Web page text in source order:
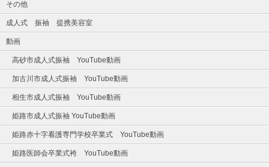
その他
成人式 振袖 提携美容室
動画
高砂市成人式振袖 YouTube動画
加古川市成人式振袖 YouTube動画
相生市成人式振袖 YouTube動画
姫路市成人式振袖 YouTube動画
姫路赤十字看護専門学校卒業式 YouTube動画
姫路医師会卒業式袴 YouTube動画